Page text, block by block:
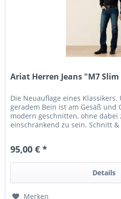
Ariat Herren Jeans "M7
Die Neuauflage eines Klassikers.
geradem Bein ist am Gesäß und
modern geschnitten, ohne dabei
einschränkend zu sein. Schnitt
95,00 € *
Details
Merken